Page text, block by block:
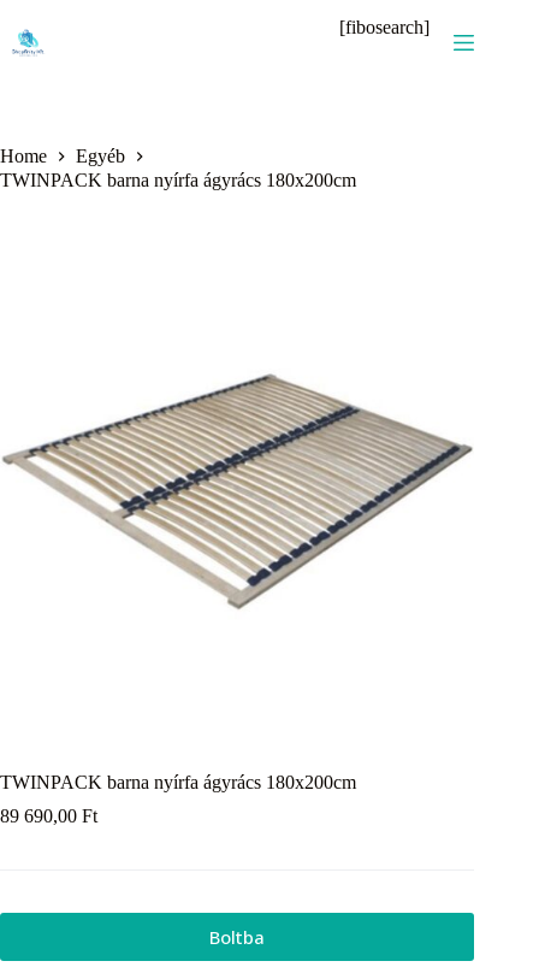
content
[fibosearch]
Home
Egyéb
TWINPACK barna nyírfa ágyrács 180x200cm
TWINPACK barna nyírfa ágyrács 180x200cm
89 690,00 Ft
Boltba